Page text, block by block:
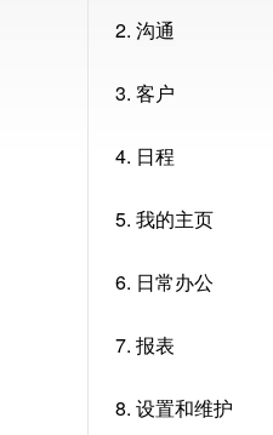
2. 沟通
3. 客户
4. 日程
5. 我的主页
6. 日常办公
7. 报表
8. 设置和维护